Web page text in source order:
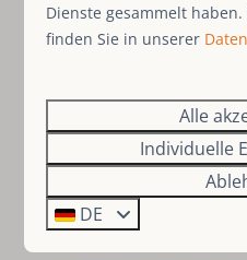
gesetzte
einbringen, berechnen
Buchungsgebühren
Betrag, der dem Gast
vollständig
Betrag bildet eine
Abwicklung einer
Dienste gesammelt
finden Sie in unserer
Alle
Individuelle
DE